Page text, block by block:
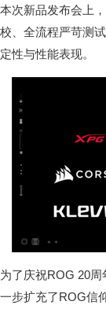
本次新品发布会上
校、全流程严苛测
定性与性能表现。
为了庆祝ROG 20
一步扩充了ROG信